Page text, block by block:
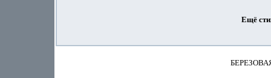
Ещё